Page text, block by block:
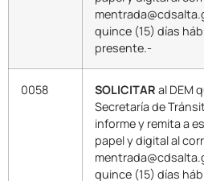
quince (15) días
presente.-
0058 SOLICITAR al DEM
Secretaría de
informe y remita a
papel y digital al
quince (15) días